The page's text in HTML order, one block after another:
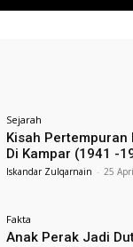
Sejarah
Kisah
Di Kampar (1941 -
Iskandar Zulqarnain - 25
Fakta
Anak Perak Jadi